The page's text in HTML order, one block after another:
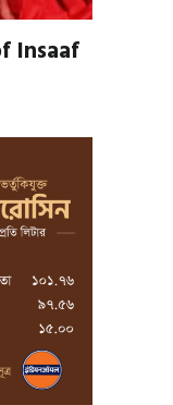
Insaaf